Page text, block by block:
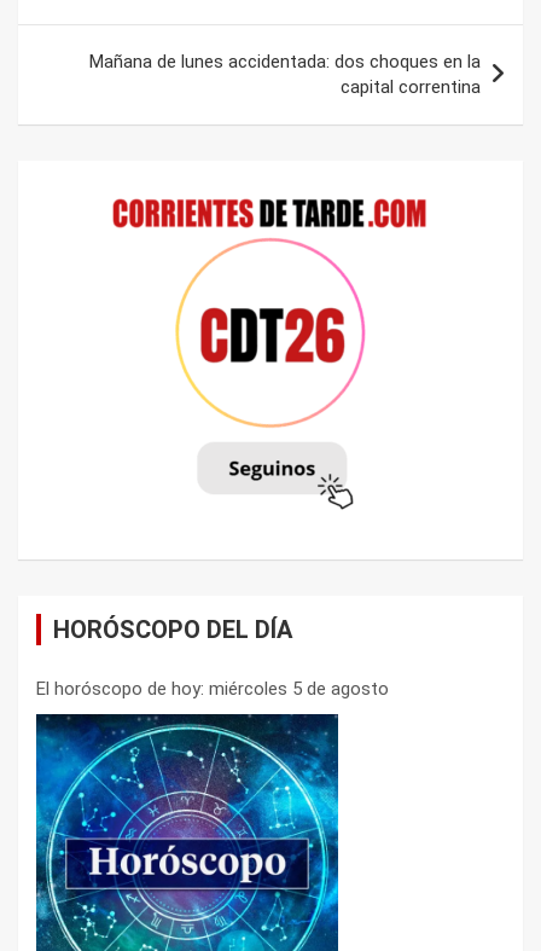
entradas
Mañana de lunes accidentada: dos choques en la
capital correntina
HORÓSCOPO DEL DÍA
El horóscopo de hoy: miércoles 5 de agosto